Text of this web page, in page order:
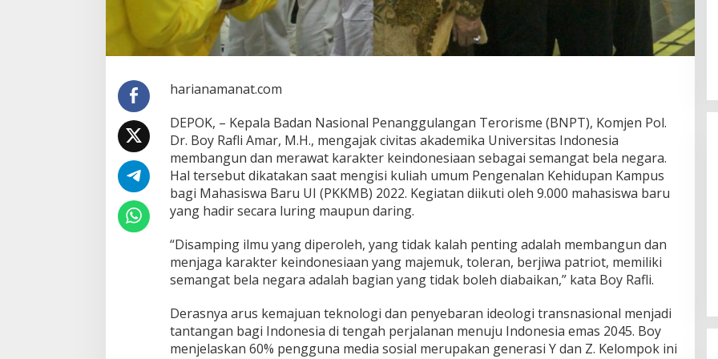
harianamanat.com
DEPOK, – Kepala Badan Nasional Penanggulangan Terorisme (BNPT), Komjen Pol.
Dr. Boy Rafli Amar, M.H., mengajak civitas akademika Universitas Indonesia
membangun dan merawat karakter keindonesiaan sebagai semangat bela negara.
Hal tersebut dikatakan saat mengisi kuliah umum Pengenalan Kehidupan Kampus
bagi Mahasiswa Baru UI (PKKMB) 2022. Kegiatan diikuti oleh 9.000 mahasiswa baru
yang hadir secara luring maupun daring.
“Disamping ilmu yang diperoleh, yang tidak kalah penting adalah membangun dan
menjaga karakter keindonesiaan yang majemuk, toleran, berjiwa patriot, memiliki
semangat bela negara adalah bagian yang tidak boleh diabaikan,” kata Boy Rafli.
Derasnya arus kemajuan teknologi dan penyebaran ideologi transnasional menjadi
tantangan bagi Indonesia di tengah perjalanan menuju Indonesia emas 2045. Boy
menjelaskan 60% pengguna media sosial merupakan generasi Y dan Z. Kelompok ini
Gubernur Miq Iqbal Paparkan
Capaian Ekonomi Tangguh
Makmur Mendunia saat LKPJ
Di Daerah, Politik | Maret 31, 2026